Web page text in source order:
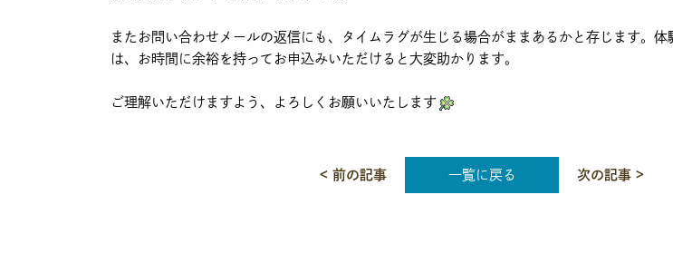
またお問い合わせメールの返信にも、タイムラグが生じる場合がままあるかと存じます。
は、お時間に余裕を持ってお申込みいただけると大変助かります。
ご理解いただけますよう、よろしくお願いいたします
< 前の記事 一覧に戻る 次の記事 >